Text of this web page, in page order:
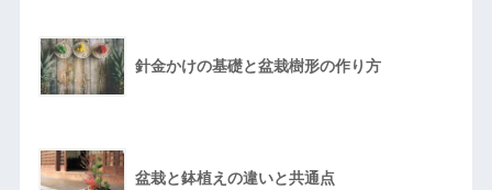
針金かけの基礎と盆栽樹形の作り方
盆栽と鉢植えの違いと共通点